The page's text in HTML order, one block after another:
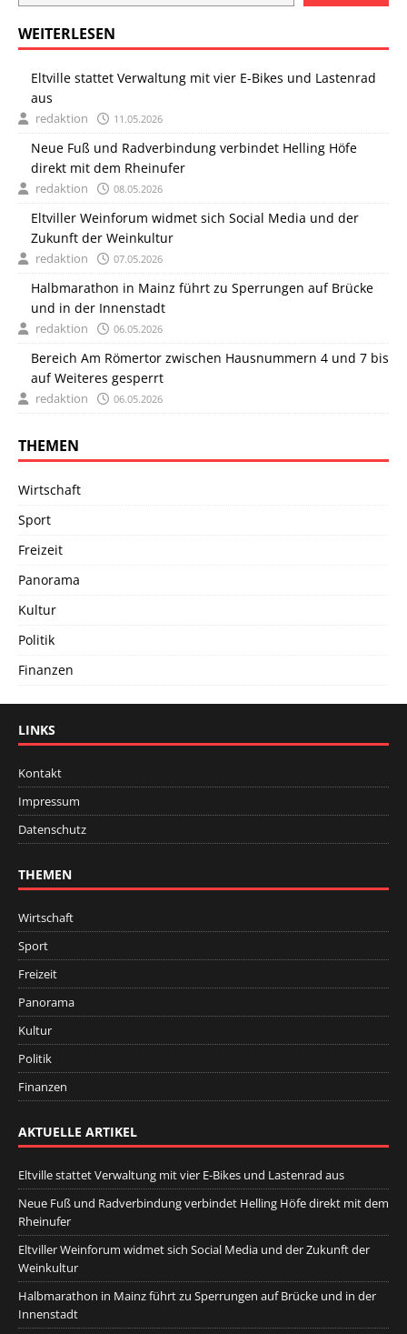
WEITERLESEN
Eltville stattet Verwaltung mit vier E-Bikes und Lastenrad
aus
redaktion 11.05.2026
Neue Fuß und Radverbindung verbindet Helling Höfe
direkt mit dem Rheinufer
redaktion 08.05.2026
Eltviller Weinforum widmet sich Social Media und der
Zukunft der Weinkultur
redaktion 07.05.2026
Halbmarathon in Mainz führt zu Sperrungen auf Brücke
und in der Innenstadt
redaktion 06.05.2026
Bereich Am Römertor zwischen Hausnummern 4 und 7 bis
auf Weiteres gesperrt
redaktion 06.05.2026
THEMEN
Wirtschaft
Sport
Freizeit
Panorama
Kultur
Politik
Finanzen
LINKS
Kontakt
Impressum
Datenschutz
THEMEN
Wirtschaft
Sport
Freizeit
Panorama
Kultur
Politik
Finanzen
AKTUELLE ARTIKEL
Eltville stattet Verwaltung mit vier E-Bikes und Lastenrad aus
Neue Fuß und Radverbindung verbindet Helling Höfe direkt mit dem
Rheinufer
Eltviller Weinforum widmet sich Social Media und der Zukunft der
Weinkultur
Halbmarathon in Mainz führt zu Sperrungen auf Brücke und in der
Innenstadt